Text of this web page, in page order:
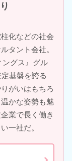
化などの社会
タント会社。
グス』グル
基盤を誇る
がいはもちろ
かな姿勢も魅
業で長く働き
一社だ。